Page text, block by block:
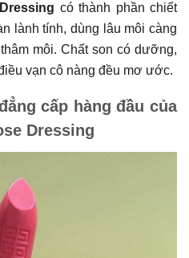
có thành phần chiết
lành tính, dùng lâu môi càng
môi. Chất son có dưỡng,
vạn cô nàng đều mơ ước.
cấp hàng đầu của
Dressing